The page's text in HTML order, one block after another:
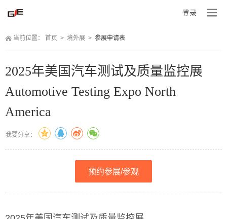
登录
当前位置： 首页 > 境外展 > 参展申请表
2025年美国汽车测试及质量监控展
Automotive Testing Expo North
America
我要分享：
预约参展/参观